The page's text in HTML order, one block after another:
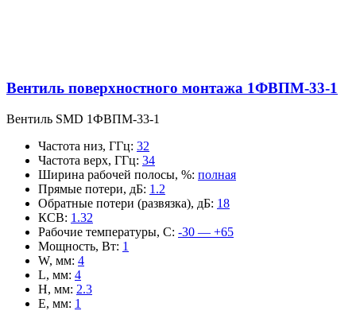
Вентиль поверхностного монтажа 1ФВПМ-33-1
Вентиль SMD 1ФВПМ-33-1
Частота низ, ГГц: 32
Частота верх, ГГц: 34
Ширина рабочей полосы, %: полная
Прямые потери, дБ: 1.2
Обратные потери (развязка), дБ: 18
КСВ: 1.32
Рабочие температуры, С: -30 — +65
Мощность, Вт: 1
W, мм: 4
L, мм: 4
H, мм: 2.3
E, мм: 1